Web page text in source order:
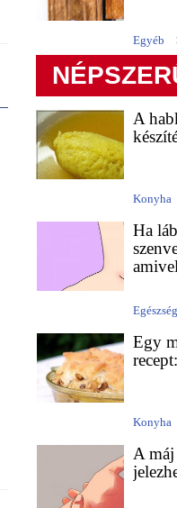
Egyéb
A
Konyha
Ha
Egészség
Egy
Konyha
A máj